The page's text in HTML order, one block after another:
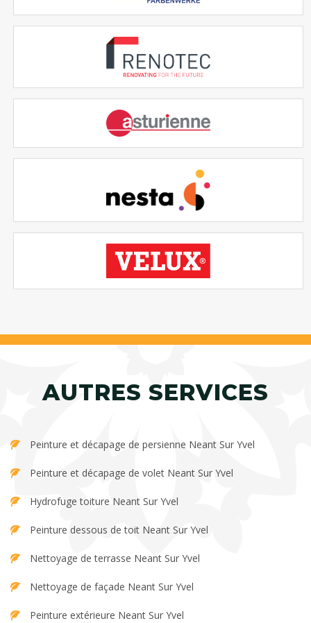
AUTRES SERVICES
Peinture et décapage de persienne Neant Sur Yvel
Peinture et décapage de volet Neant Sur Yvel
Hydrofuge toiture Neant Sur Yvel
Peinture dessous de toit Neant Sur Yvel
Nettoyage de terrasse Neant Sur Yvel
Nettoyage de façade Neant Sur Yvel
Peinture extérieure Neant Sur Yvel